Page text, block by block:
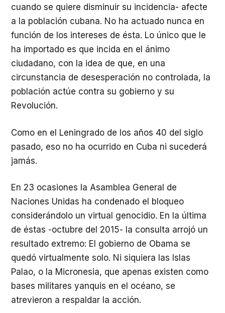
cuando se quiere disminuir su incidencia- afecte
a la población cubana. No ha actuado nunca en
función de los intereses de ésta. Lo único que le
ha importado es que incida en el ánimo
ciudadano, con la idea de que, en una
circunstancia de desesperación no controlada, la
población actúe contra su gobierno y su
Revolución.
Como en el Leningrado de los años 40 del siglo
pasado, eso no ha ocurrido en Cuba ni sucederá
jamás.
En 23 ocasiones la Asamblea General de
Naciones Unidas ha condenado el bloqueo
considerándolo un virtual genocidio. En la última
de éstas -octubre del 2015- la consulta arrojó un
resultado extremo: El gobierno de Obama se
quedó virtualmente solo. Ni siquiera las Islas
Palao, o la Micronesia, que apenas existen como
bases militares yanquis en el océano, se
atrevieron a respaldar la acción.